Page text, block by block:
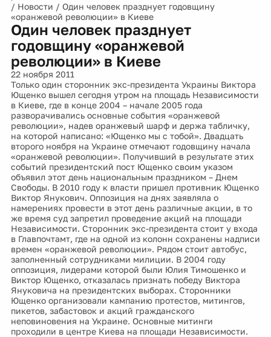
/ Новости / Один человек празднует годовщину
«оранжевой революции» в Киеве
Один человек празднует
годовщину «оранжевой
революции» в Киеве
22 ноября 2011
Только один сторонник экс-президента Украины Виктора
Ющенко вышел сегодня утром на площадь Независимости
в Киеве, где в конце 2004 – начале 2005 года
разворачивались основные события «оранжевой
революции», надев оранжевый шарф и держа табличку,
на которой написано: «Ющенко мы с тобой». Двадцать
второго ноября на Украине отмечают годовщину начала
«оранжевой революции». Получивший в результате этих
событий президентский пост Ющенко своим указом
объявил этот день национальным праздником – Днем
Свободы. В 2010 году к власти пришел противник Ющенко
Виктор Янукович. Оппозиция на днях заявляла о
намерениях провести в этот день различные акции, в то
же время суд запретил проведение акций на площади
Независимости. Сторонник экс-президента стоит у входа
в Главпочтамт, где на одной из колонн сохранены надписи
времен «оранжевой революции». Рядом стоит автобус,
заполненный сотрудниками милиции. В 2004 году
оппозиция, лидерами которой были Юлия Тимошенко и
Виктор Ющенко, отказалась признать победу Виктора
Януковича на президентских выборах. Сторонники
Ющенко организовали кампанию протестов, митингов,
пикетов, забастовок и акций гражданского
неповиновения на Украине. Основные митинги
проходили в центре Киева на площади Независимости.